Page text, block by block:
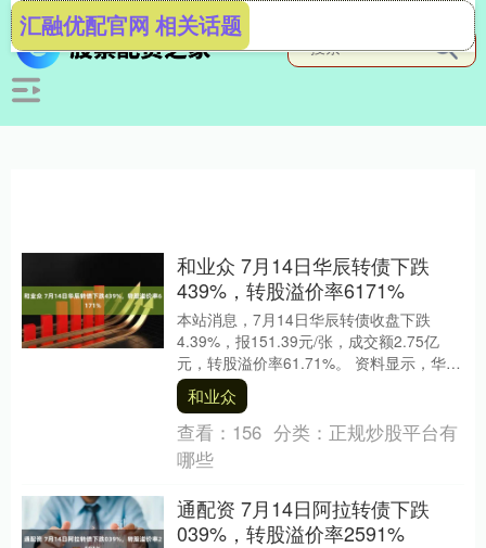
汇融优配官网 相关话题
和业众 7月14日华辰转债下跌
439%，转股溢价率6171%
本站消息，7月14日华辰转债收盘下跌
4.39%，报151.39元/张，成交额2.75亿
元，转股溢价率61.71%。 资料显示，华辰
转债信用级别为“A+”，债券期....
和业众
查看： 156 分类： 正规炒股平台有
哪些
通配资 7月14日阿拉转债下跌
039%，转股溢价率2591%